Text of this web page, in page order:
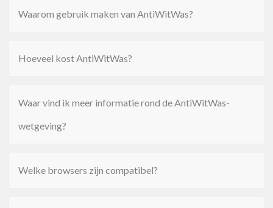
Waarom gebruik maken van AntiWitWas?
Hoeveel kost AntiWitWas?
Waar vind ik meer informatie rond de AntiWitWas-
wetgeving?
Welke browsers zijn compatibel?